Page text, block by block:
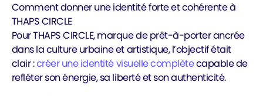
Comment donner une identité forte et cohérente à
THAPS CIRCLE
Pour THAPS CIRCLE, marque de prêt-à-porter ancrée
dans la culture urbaine et artistique, l’objectif était
clair :créer une identité visuelle complètecapable de
refléter son énergie, sa liberté et son authenticité.